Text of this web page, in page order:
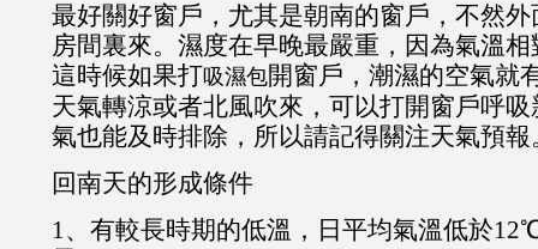
最好關好窗戶，尤其是朝南的窗戶，不然
房間裏來。濕度在早晚最嚴重，因為氣溫
這時候如果打吸濕包開窗戶，潮濕的空氣就
天氣轉涼或者北風吹來，可以打開窗戶呼
氣也能及時排除，所以請記得關注天氣預報
回南天的形成條件
1、有較長時期的低溫，日平均氣溫低於